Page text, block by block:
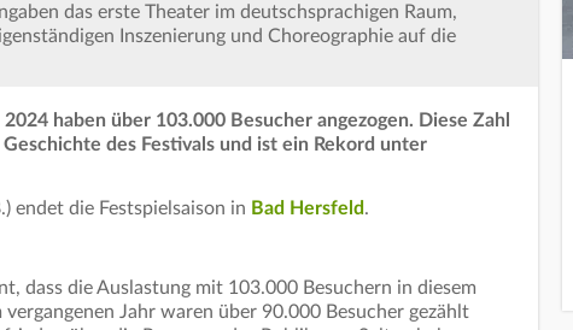
das erste Theater im deutschsprachigen Raum,
Inszenierung und Choreographie auf die
haben über 103.000 Besucher angezogen. Diese Zahl
des Festivals und ist ein Rekord unter
endet die Festspielsaison in Bad Hersfeld.
dass die Auslastung mit 103.000 Besuchern in diesem
Jahr waren über 90.000 Besucher gezählt